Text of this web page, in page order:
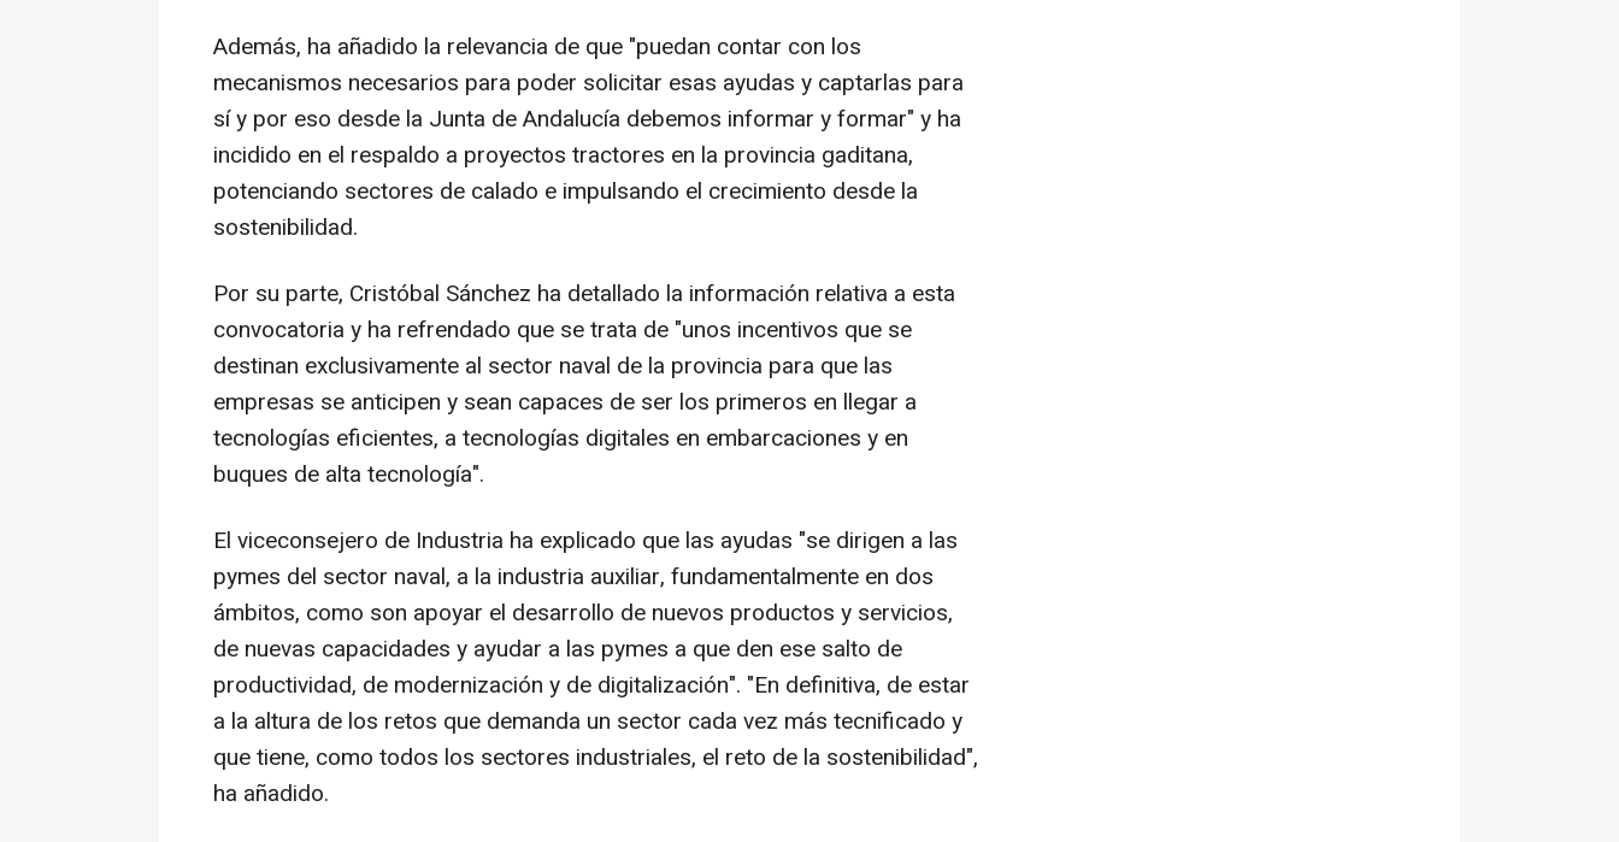
Además, ha añadido la relevancia de que "puedan contar con los
mecanismos necesarios para poder solicitar esas ayudas y captarlas para
sí y por eso desde la Junta de Andalucía debemos informar y formar" y ha
incidido en el respaldo a proyectos tractores en la provincia gaditana,
potenciando sectores de calado e impulsando el crecimiento desde la
sostenibilidad.
Por su parte, Cristóbal Sánchez ha detallado la información relativa a esta
convocatoria y ha refrendado que se trata de "unos incentivos que se
destinan exclusivamente al sector naval de la provincia para que las
empresas se anticipen y sean capaces de ser los primeros en llegar a
tecnologías eficientes, a tecnologías digitales en embarcaciones y en
buques de alta tecnología".
El viceconsejero de Industria ha explicado que las ayudas "se dirigen a las
pymes del sector naval, a la industria auxiliar, fundamentalmente en dos
ámbitos, como son apoyar el desarrollo de nuevos productos y servicios,
de nuevas capacidades y ayudar a las pymes a que den ese salto de
productividad, de modernización y de digitalización". "En definitiva, de estar
a la altura de los retos que demanda un sector cada vez más tecnificado y
que tiene, como todos los sectores industriales, el reto de la sostenibilidad",
ha añadido.